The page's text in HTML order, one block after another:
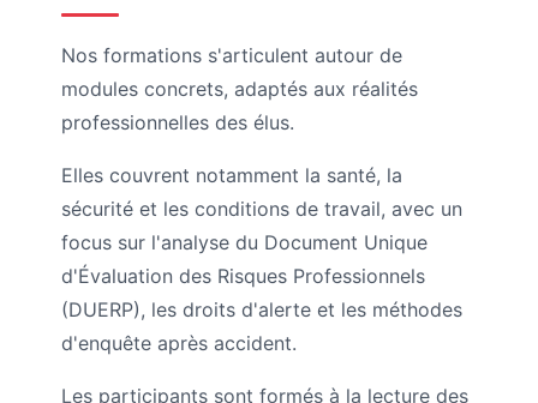
Nos formations s'articulent autour de
modules concrets, adaptés aux réalités
professionnelles des élus.
Elles couvrent notamment la santé, la
sécurité et les conditions de travail, avec un
focus sur l'analyse du Document Unique
d'Évaluation des Risques Professionnels
(DUERP), les droits d'alerte et les méthodes
d'enquête après accident.
Les participants sont formés à la lecture des